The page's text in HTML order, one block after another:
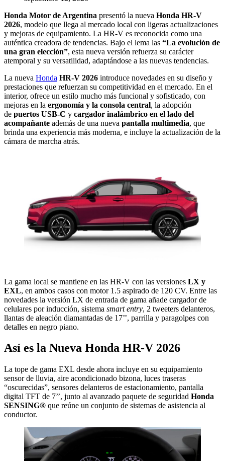
Honda Motor de Argentina presentó la nueva Honda HR-V
2026, modelo que llega al mercado local con ligeras actualizaciones
y mejoras de equipamiento. La HR-V es reconocida como una
auténtica creadora de tendencias. Bajo el lema las “La evolución de
una gran elección”, esta nueva versión refuerza su carácter
atemporal y su versatilidad, adaptándose a las nuevas tendencias.
La nueva Honda HR-V 2026 introduce novedades en su diseño y
prestaciones que refuerzan su competitividad en el mercado. En el
interior, ofrece un estilo mucho más funcional y sofisticado, con
mejoras en la ergonomía y la consola central, la adopción
de puertos USB-C y cargador inalámbrico en el lado del
acompañante además de una nueva pantalla multimedia, que
brinda una experiencia más moderna, e incluye la actualización de la
cámara de marcha atrás.
La gama local se mantiene en las HR-V con las versiones LX y
EXL, en ambos casos con motor 1.5 aspirado de 120 CV. Entre las
novedades la versión LX de entrada de gama añade cargador de
celulares por inducción, sistema smart entry, 2 tweeters delanteros,
llantas de aleación diamantadas de 17’’, parrilla y paragolpes con
detalles en negro piano.
Así es la Nueva Honda HR-V 2026
La tope de gama EXL desde ahora incluye en su equipamiento
sensor de lluvia, aire acondicionado bizona, luces traseras
“oscurecidas”, sensores delanteros de estacionamiento, pantalla
digital TFT de 7’’, junto al avanzado paquete de seguridad Honda
SENSING® que reúne un conjunto de sistemas de asistencia al
conductor.